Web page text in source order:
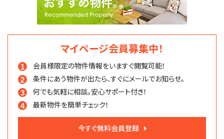
マイページ会員募集中！
会員様限定の物件情報をいますぐ閲覧可能！
条件にあう物件が出たら、すぐにメールでお知らせ。
何でも気軽に相談。安心サポート付き！
最新物件を簡単チェック！
今すぐ無料会員登録